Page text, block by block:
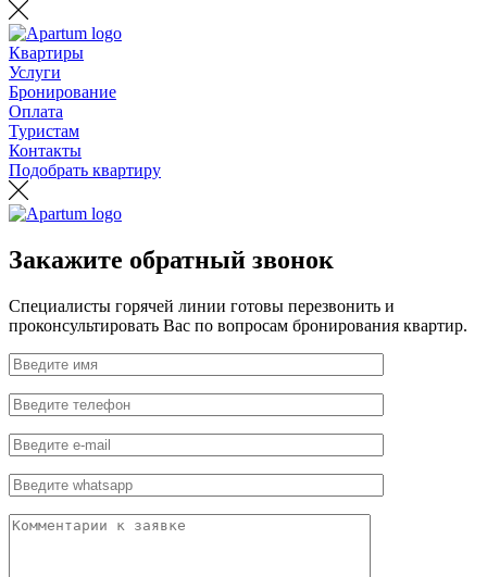
Квартиры
Услуги
Бронирование
Оплата
Туристам
Контакты
Подобрать квартиру
Закажите обратный звонок
Специалисты горячей линии готовы перезвонить и
проконсультировать Вас по вопросам бронирования квартир.